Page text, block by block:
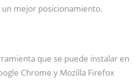
mejor posicionamiento.
que se puede instalar en
Chrome y Mozilla Firefox